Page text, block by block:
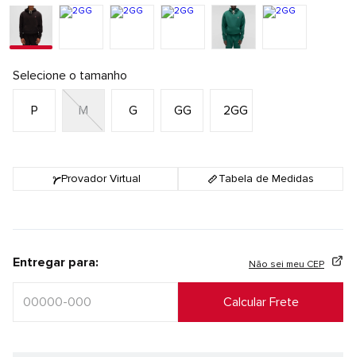
Selecione o tamanho
2GG
G GG
M
P
Provador Virtual Tabela de Medidas
Entregar para: Não sei meu CEP